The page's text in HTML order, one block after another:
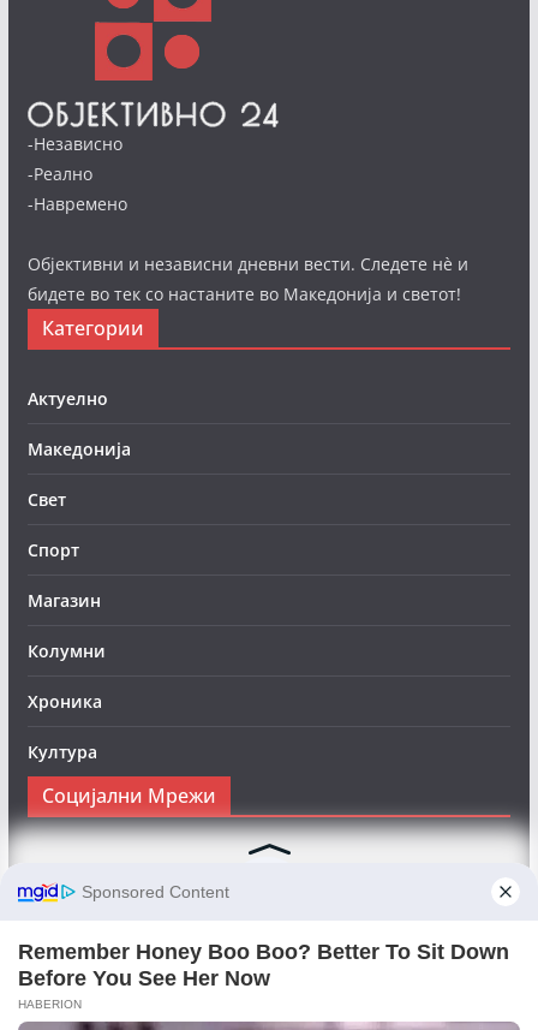
-Независно
-Реално
-Навремено
Објективни и независни дневни вести. Следете нè и
бидете во тек со настаните во Македонија и светот!
Категории
Актуелно
Македонија
Свет
Спорт
Магазин
Колумни
Хроника
Култура
Социјални Мрежи
Следете нè на Фејсбук за да сте во тек со најновите